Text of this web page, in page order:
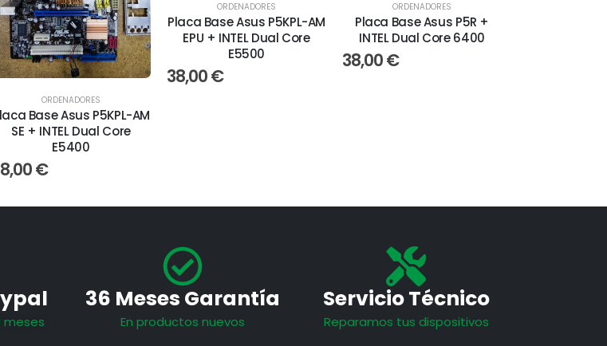
ORDENADORES
Base Asus P5KPL-AM
SE + INTEL Dual Core
E5400
€
ORDENADORES
Placa Base Asus P5KPL-AM
EPU + INTEL Dual Core
E5500
38,00€
ORDENADORES
Placa Base Asus P5R +
INTEL Dual Core 6400
38,00€
meses
36 Meses Garantía
En productos nuevos
Servicio Técnico
Reparamos tus dispositivos